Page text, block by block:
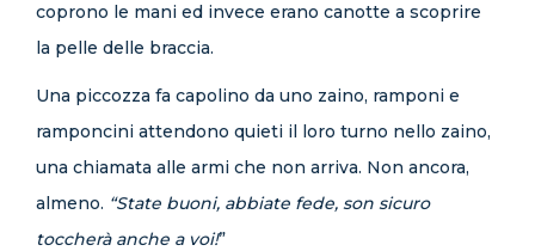
coprono le mani ed invece erano canotte a scoprire
la pelle delle braccia.
Una piccozza fa capolino da uno zaino, ramponi e
ramponcini attendono quieti il loro turno nello zaino,
una chiamata alle armi che non arriva. Non ancora,
almeno. “State buoni, abbiate fede, son sicuro
toccherà anche a voi!”